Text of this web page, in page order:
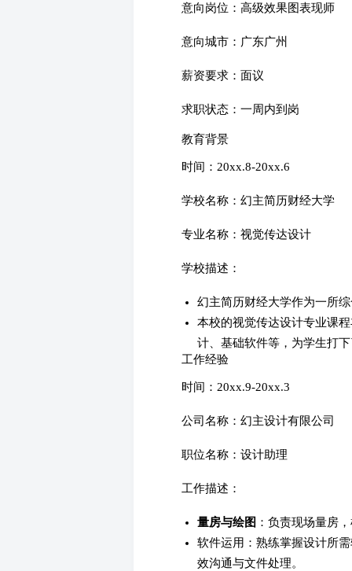
意向岗位：高级效果图表现师
意向城市：广东广州
薪资要求：面议
求职状态：一周内到岗
教育背景
时间：20xx.8-20xx.6
学校名称：幻主简历财经大学
专业名称：视觉传达设计
学校描述：
幻主简历财经大学作为一所
本校的视觉传达设计专业课
计、基础软件等，为学生打
工作经验
时间：20xx.9-20xx.3
公司名称：幻主设计有限公司
职位名称：设计助理
工作描述：
量房与绘图 ：负责现场量房
软件运用：熟练掌握设计所
效沟通与文件处理。